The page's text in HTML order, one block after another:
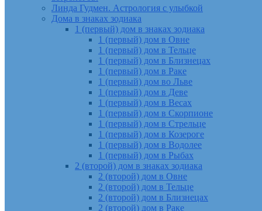
Линда Гудмен. Астрология с улыбкой
Дома в знаках зодиака
1 (первый) дом в знаках зодиака
1 (первый) дом в Овне
1 (первый) дом в Тельце
1 (первый) дом в Близнецах
1 (первый) дом в Раке
1 (первый) дом во Льве
1 (первый) дом в Деве
1 (первый) дом в Весах
1 (первый) дом в Скорпионе
1 (первый) дом в Стрельце
1 (первый) дом в Козероге
1 (первый) дом в Водолее
1 (первый) дом в Рыбах
2 (второй) дом в знаках зодиака
2 (второй) дом в Овне
2 (второй) дом в Тельце
2 (второй) дом в Близнецах
2 (второй) дом в Раке